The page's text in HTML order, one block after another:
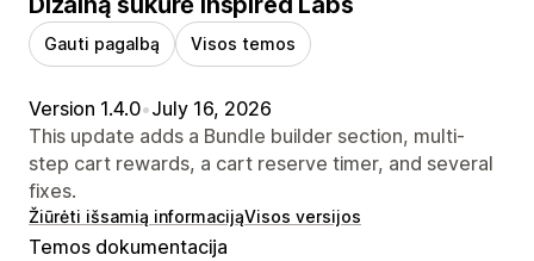
Gauti pagalbą Visos temos
Version 1.4.0•July 16, 2026
This update adds a Bundle builder section, multi-
step cart rewards, a cart reserve timer, and several
fixes.
Žiūrėti išsamią informacijąVisos versijos
Temos dokumentacija